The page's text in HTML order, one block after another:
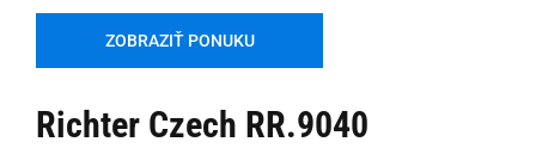
ZOBRAZIŤ PONUKU
Richter Czech RR.9040